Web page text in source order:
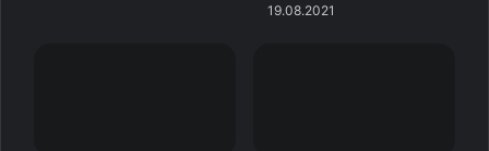
19.08.2021